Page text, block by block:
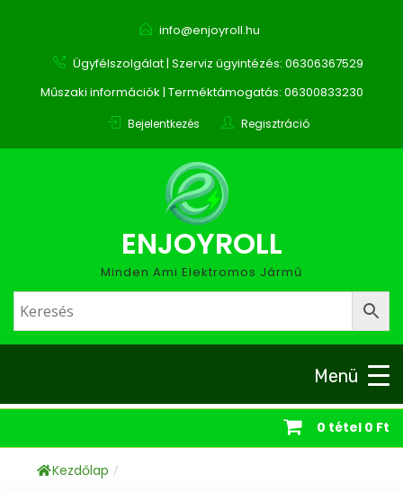
info@enjoyroll.hu
Ügyfélszolgálat | Szerviz ügyintézés: 06306367529
Műszaki információk | Terméktámogatás: 06300833230
Bejelentkezés Regisztráció
ENJOYROLL
Minden Ami Elektromos Jármű
Menü
0 tétel 0 Ft
Kezdőlap /